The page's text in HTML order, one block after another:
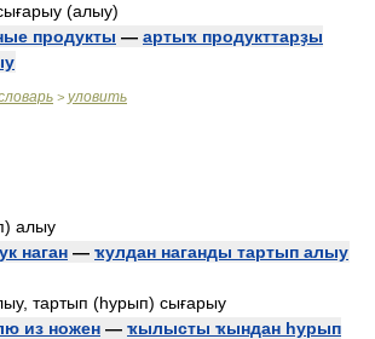
(алыу)
продукты — артыҡ продукттарҙы
> уловить
алыу
наган — ҡулдан наганды тартып алыу
тартып (һурып) сығарыу
из ножен — ҡылысты ҡындан һурып